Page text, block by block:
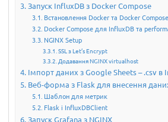
Запуск InfluxDB з Docker Compose
Встановлення Docker та Docker
Docker Compose для InfluxDB та
NGINX Setup
SSL з Let’s Encrypt
Додавання NGINX virtualhost
Імпорт даних з Google Sheets – .csv в
Веб-форма з Flask для внесення
Шаблон для метрик
Flask і InfluxDBClient
Запуск Grafana з NGINX